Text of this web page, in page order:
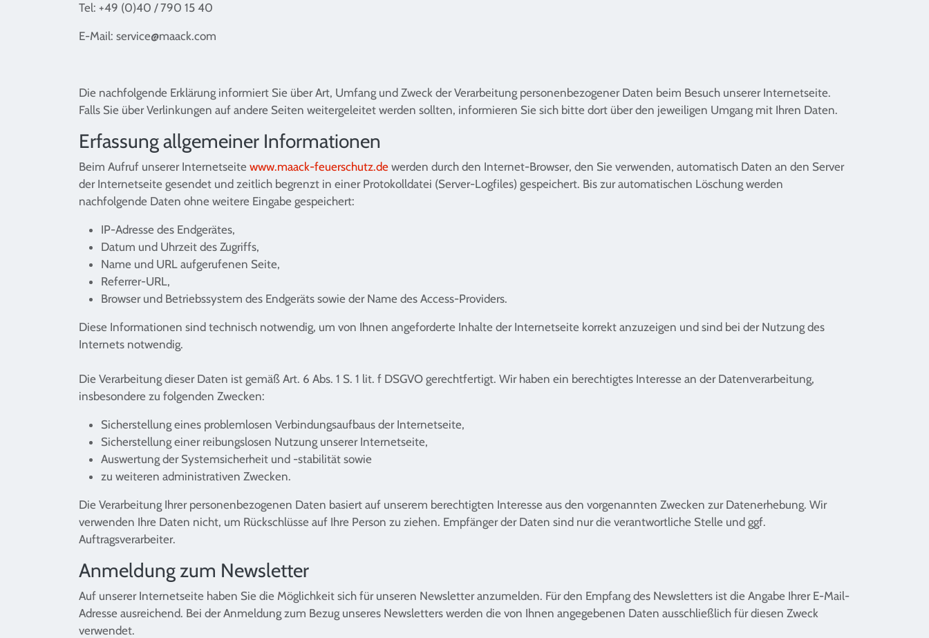
Tel: +49 (0)40 / 790 15 40
E-Mail: service@maack.com
Die nachfolgende Erklärung informiert Sie über Art, Umfang und Zweck der Verarbeitung personenbezogener Daten beim Besuch unserer Internetseite.
Falls Sie über Verlinkungen auf andere Seiten weitergeleitet werden sollten, informieren Sie sich bitte dort über den jeweiligen Umgang mit Ihren Daten.
Erfassung allgemeiner Informationen
Beim Aufruf unserer Internetseite www.maack-feuerschutz.de werden durch den Internet-Browser, den Sie verwenden, automatisch Daten an den Server
der Internetseite gesendet und zeitlich begrenzt in einer Protokolldatei (Server-Logfiles) gespeichert. Bis zur automatischen Löschung werden
nachfolgende Daten ohne weitere Eingabe gespeichert:
IP-Adresse des Endgerätes,
Datum und Uhrzeit des Zugriffs,
Name und URL aufgerufenen Seite,
Referrer-URL,
Browser und Betriebssystem des Endgeräts sowie der Name des Access-Providers.
Diese Informationen sind technisch notwendig, um von Ihnen angeforderte Inhalte der Internetseite korrekt anzuzeigen und sind bei der Nutzung des
Internets notwendig.
Die Verarbeitung dieser Daten ist gemäß Art. 6 Abs. 1 S. 1 lit. f DSGVO gerechtfertigt. Wir haben ein berechtigtes Interesse an der Datenverarbeitung,
insbesondere zu folgenden Zwecken:
Sicherstellung eines problemlosen Verbindungsaufbaus der Internetseite,
Sicherstellung einer reibungslosen Nutzung unserer Internetseite,
Auswertung der Systemsicherheit und -stabilität sowie
zu weiteren administrativen Zwecken.
Die Verarbeitung Ihrer personenbezogenen Daten basiert auf unserem berechtigten Interesse aus den vorgenannten Zwecken zur Datenerhebung. Wir
verwenden Ihre Daten nicht, um Rückschlüsse auf Ihre Person zu ziehen. Empfänger der Daten sind nur die verantwortliche Stelle und ggf.
Auftragsverarbeiter.
Anmeldung zum Newsletter
Auf unserer Internetseite haben Sie die Möglichkeit sich für unseren Newsletter anzumelden. Für den Empfang des Newsletters ist die Angabe Ihrer E-Mail-
Adresse ausreichend. Bei der Anmeldung zum Bezug unseres Newsletters werden die von Ihnen angegebenen Daten ausschließlich für diesen Zweck
verwendet.